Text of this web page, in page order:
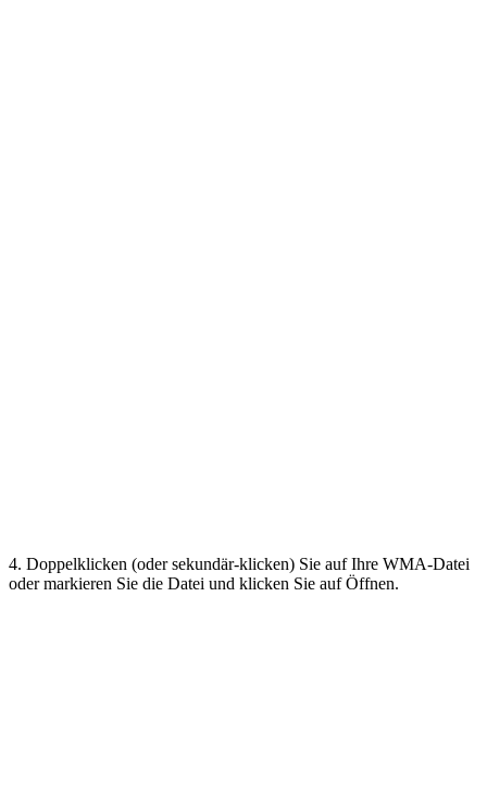
4. Doppelklicken (oder sekundär-klicken) Sie auf Ihre WMA-Datei
oder markieren Sie die Datei und klicken Sie auf Öffnen.